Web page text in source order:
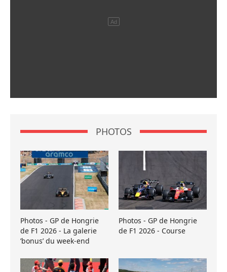
PHOTOS
Photos - GP de Hongrie
de F1 2026 - La galerie
’bonus’ du week-end
Photos - GP de Hongrie
de F1 2026 - Course